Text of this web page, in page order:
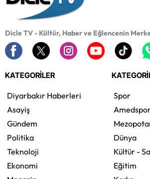
Dicle TV - Kültür, Haber ve Eğlencenin
KATEGORİLER
Diyarbakır Haberleri
Asayiş
Gündem
Politika
Teknoloji
Ekonomi
Spor
Dünya
Kültür -
Eğitim